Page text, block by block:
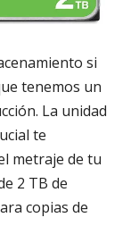
si
tenemos un
La unidad
te
metraje de tu
2 TB de
copias de